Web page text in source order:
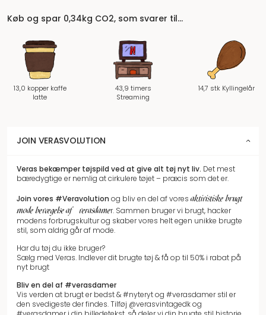
Køb og spar 0,34kg CO2, som svarer til…
13,0 kopper kaffe
latte
43,9 timers
Streaming
14,7 stk Kyllingelår
JOIN VERASVOLUTION
Veras bekæmper tøjspild ved at give alt tøj nyt liv. Det mest
bæredygtige er nemlig at cirkulere tøjet – præcis som det er.
Join vores #Veravolution og bliv en del af voresaktivistiske brugt
mode bevægelse af #verasdamer. Sammen bruger vi brugt, hacker
modens forbrugskultur og skaber vores helt egen unikke brugte
stil, som aldrig går af mode.
Har du tøj du ikke bruger?
Sælg med Veras. Indlever dit brugte tøj & få op til 50% i rabat på
nyt brugt
Bliv en del af #verasdamer
Vis verden at brugt er bedst & #nyteryt og #verasdamer stil er
den svedigeste der findes. Tilføj @verasvintagedk og